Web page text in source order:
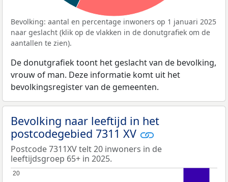
Bevolking: aantal en percentage inwoners op 1 januari 2025
naar geslacht (klik op de vlakken in de donutgrafiek om de
aantallen te zien).
De donutgrafiek toont het geslacht van de bevolking,
vrouw of man. Deze informatie komt uit het
bevolkingsregister van de gemeenten.
Bevolking naar leeftijd in het
postcodegebied 7311 XV
Postcode 7311XV telt 20 inwoners in de
leeftijdsgroep 65+ in 2025.
20
20